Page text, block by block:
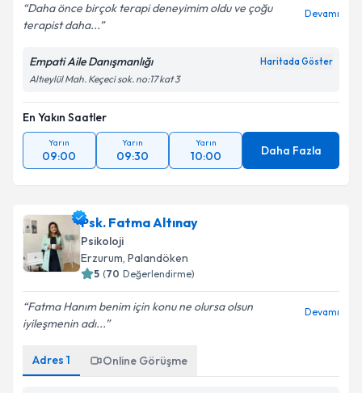
Daha önce birçok terapi deneyimim oldu ve çoğu
terapist daha...
Devamı
Empati Aile Danışmanlığı Haritada Göster
Altıeylül Mah. Keçeci sok. no:17 kat 3
En Yakın Saatler
Yarın
09:00
Yarın
09:30
Yarın
10:00 Daha Fazla
Psk. Fatma Altınay
Psikoloji
Erzurum, Palandöken
5 (70 Değerlendirme)
Fatma Hanım benim için konu ne olursa olsun
iyileşmenin adı...
Devamı
Adres 1 Online Görüşme